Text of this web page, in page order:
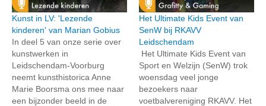
Kunst in LV: 'Lezende
kinderen' van Marian Gobius
In deel 5 van onze serie over
kunstwerken in
Leidschendam-Voorburg
neemt kunsthistorica Anne
Marie Boorsma ons mee naar
een bijzonder beeld in de
Het Ultimate Kids Event van
SenW bij RKAVV
Leidschendam
Het Ultimate Kids Event van
Sport en Welzijn (SenW) trok
woensdag veel jonge
bezoekers naar
voetbalvereniging RKAVV. Het